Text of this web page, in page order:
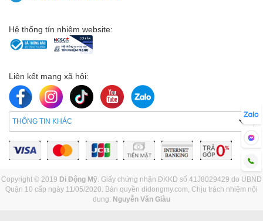
Hệ thống tín nhiệm website:
Liên kết mạng xã hội:
THÔNG TIN KHÁC
Copyright © 2019 Di Động Mỹ. Giấy chứng nhận ĐKKD số 41J8029429 do UBND
Quận 10 cấp ngày 11/05/2020. Bản quyền didongmy.com, Chịu trách nhiệm nội
dung: Nguyễn Văn Giàu